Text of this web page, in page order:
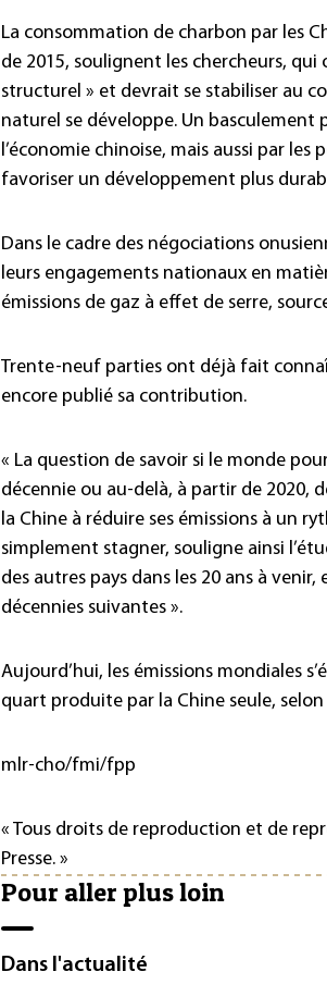
La consommation de charbon par les
de 2015, soulignent les chercheurs,
structurel » et devrait se stabiliser au
naturel se développe. Un basculement
l’économie chinoise, mais aussi par
favoriser un développement plus
Dans le cadre des négociations
leurs engagements nationaux en
émissions de gaz à effet de serre,
Trente-neuf parties ont déjà fait
encore publié sa contribution.
« La question de savoir si le monde
décennie ou au-delà, à partir de 2020,
la Chine à réduire ses émissions à un
simplement stagner, souligne ainsi
des autres pays dans les 20 ans à
décennies suivantes ».
Aujourd’hui, les émissions mondiales
quart produite par la Chine seule, selon
mlr-cho/fmi/fpp
« Tous droits de reproduction et de
Presse. »
Pour aller plus loin
Dans l'actualité